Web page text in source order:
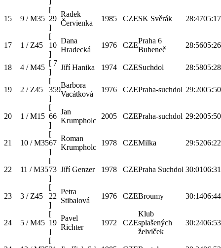
15 9 / M35
[
29
]
Radek
Červienka
1985 CZESK Svěrák 28:4705:17
17 1 / Z45
[
10
]
Dana
Hradecká
1976 CZE
Praha 6
Bubeneč
28:5605:26
18 4 / M45
[ 7
]
Jiří Hanika 1974 CZESuchdol 28:5805:28
19 2 / Z45
[
359
]
Barbora
Vacátková
1976 CZEPraha-suchdol 29:2005:50
20 1 / M15
[
66
]
Jan
Krumpholc
2005 CZEPraha-suchdol 29:2005:50
21 10 / M35
[
67
]
Roman
Krumpholc
1978 CZEMilka 29:5206:22
22 11 / M35
[
73
]
Jiří Genzer 1978 CZEPraha Suchdol 30:0106:31
23 3 / Z45
[
22
]
Petra
Stibalová
1976 CZEBroumy 30:1406:44
24 5 / M45
[
19
]
Pavel
Richter
1972 CZE
Klub
splašených
želviček
30:2406:53
[